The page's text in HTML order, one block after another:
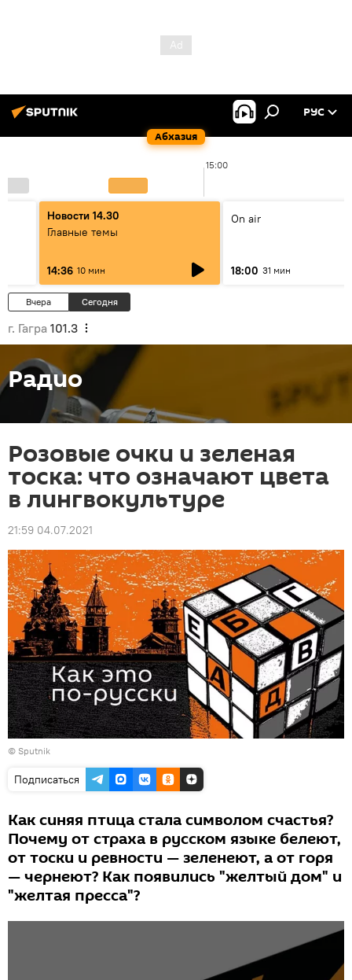
Абхазия
РУС
15:00
Новости 14.30
Главные темы
14:36 10 мин
On air
18:00 31 мин
Вчера Сегодня
г. Гагра 101.3
Радио
Розовые очки и зеленая
тоска: что означают цвета
в лингвокультуре
21:59 04.07.2021
© Sputnik
Подписаться
Как синяя птица стала символом счастья?
Почему от страха в русском языке белеют,
от тоски и ревности — зеленеют, а от горя
— чернеют? Как появились "желтый дом" и
"желтая пресса"?